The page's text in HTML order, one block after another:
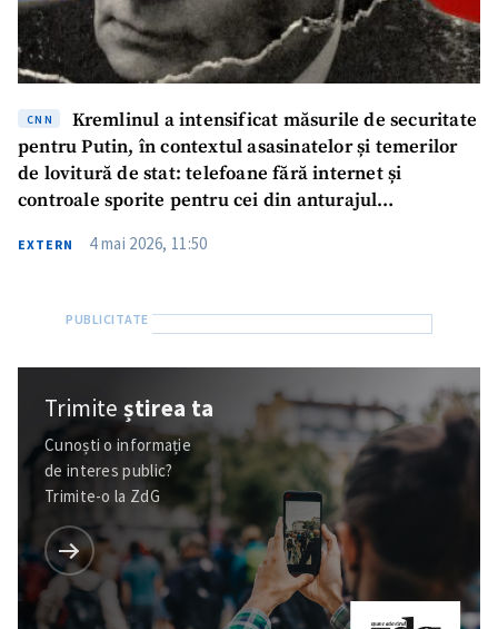
CNN
Kremlinul a intensificat măsurile de securitate
pentru Putin, în contextul asasinatelor și temerilor
de lovitură de stat: telefoane fără internet și
controale sporite pentru cei din anturajul
EXTERN 4 mai 2026, 11:50
Trimiteștirea ta
Cunoști o informație
de interes public?
Trimite-o la ZdG